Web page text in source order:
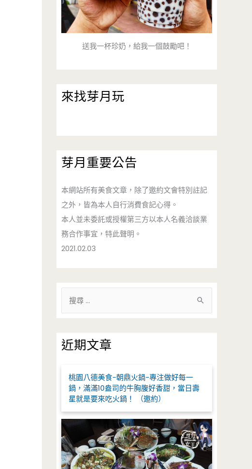
送我一杯珍奶，給我一個鼓勵吧！
來找芽月玩
芽月重要公告
本網站所有美食文章，除了邀約文會特別註記
之外，皆為本人自行消費食記心得。
本人並未委託或授權第三方以本人名義洽談業
務合作事宜，特此聲明。
2021.02.03
鍵
字
近期文章
桃園八德美食-朝鼎火鍋-專注做好每一
鍋，滿滿10盎司的牛胸腹好香甜，當日壽
星就是要來吃火鍋！ （邀約）